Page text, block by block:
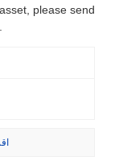
please send